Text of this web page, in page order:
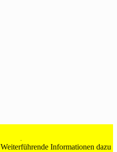
.
Informationen dazu